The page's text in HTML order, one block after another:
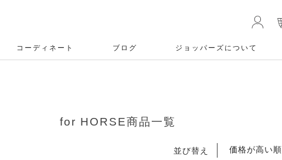
コーディネート ブログ ジョッパーズについて
for HORSE商品一覧
並び替え 価格が高い順